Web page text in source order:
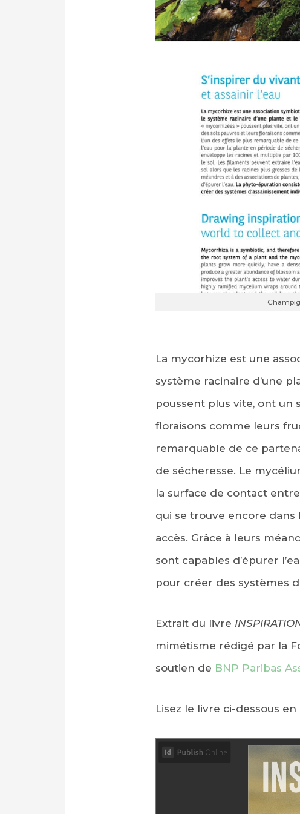
La mycorhize est une
système racinaire d’une
poussent plus vite, ont un
floraisons comme leurs
remarquable de ce
de sécheresse. Le
la surface de contact
qui se trouve encore dans
accès. Grâce à leurs
sont capables d’épurer
pour créer des systèmes
Extrait du livre
mimétisme rédigé par la
soutien de BNP Paribas
Lisez le livre ci-dessous